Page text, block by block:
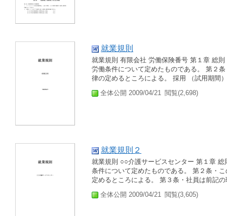
就業規則
就業規則 有限会社 労働保険番号 第１章 総
労働条件について定めたものである。 第２
律の定めるところによる。 採用 （試用期間
全体公開 2009/04/21 閲覧(2,698)
就業規則２
就業規則 ○○介護サービスセンター 第１章
条件について定めたものである。 第２条・
定めるところによる。 第３条・社員は前記
全体公開 2009/04/21 閲覧(3,605)